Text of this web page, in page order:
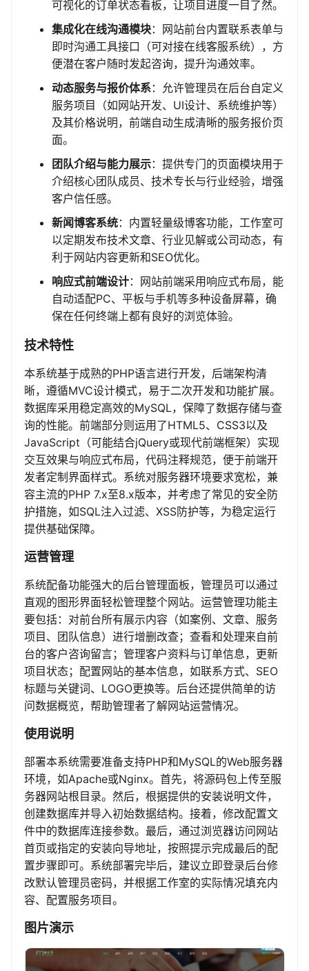
可视化的订单状态看板，让项目进度一目了然。
集成化在线沟通模块：网站前台内置联系表单与
即时沟通工具接口（可对接在线客服系统），方
便潜在客户随时发起咨询，提升沟通效率。
动态服务与报价体系：允许管理员在后台自定义
服务项目（如网站开发、UI设计、系统维护等）
及其价格说明，前端自动生成清晰的服务报价页
面。
团队介绍与能力展示：提供专门的页面模块用于
介绍核心团队成员、技术专长与行业经验，增强
客户信任感。
新闻博客系统：内置轻量级博客功能，工作室可
以定期发布技术文章、行业见解或公司动态，有
利于网站内容更新和SEO优化。
响应式前端设计：网站前端采用响应式布局，能
自动适配PC、平板与手机等多种设备屏幕，确
保在任何终端上都有良好的浏览体验。
技术特性
本系统基于成熟的PHP语言进行开发，后端架构清
晰，遵循MVC设计模式，易于二次开发和功能扩展。
数据库采用稳定高效的MySQL，保障了数据存储与查
询的性能。前端部分则运用了HTML5、CSS3以及
JavaScript（可能结合jQuery或现代前端框架）实现
交互效果与响应式布局，代码注释规范，便于前端开
发者定制界面样式。系统对服务器环境要求宽松，兼
容主流的PHP 7.x至8.x版本，并考虑了常见的安全防
护措施，如SQL注入过滤、XSS防护等，为稳定运行
提供基础保障。
运营管理
系统配备功能强大的后台管理面板，管理员可以通过
直观的图形界面轻松管理整个网站。运营管理功能主
要包括：对前台所有展示内容（如案例、文章、服务
项目、团队信息）进行增删改查；查看和处理来自前
台的客户咨询留言；管理客户资料与订单信息，更新
项目状态；配置网站的基本信息，如联系方式、SEO
标题与关键词、LOGO更换等。后台还提供简单的访
问数据概览，帮助管理者了解网站运营情况。
使用说明
部署本系统需要准备支持PHP和MySQL的Web服务器
环境，如Apache或Nginx。首先，将源码包上传至服
务器网站根目录。然后，根据提供的安装说明文件，
创建数据库并导入初始数据结构。接着，修改配置文
件中的数据库连接参数。最后，通过浏览器访问网站
首页或指定的安装向导地址，按照提示完成最后的配
置步骤即可。系统部署完毕后，建议立即登录后台修
改默认管理员密码，并根据工作室的实际情况填充内
容、配置服务项目。
图片演示